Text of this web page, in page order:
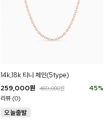
14k,18k 티니 체인(5type)
45%
259,000원 469,000원
리뷰 (0)